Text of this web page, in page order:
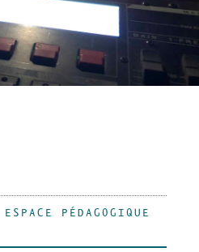
ESPACE PÉDAGOGIQUE